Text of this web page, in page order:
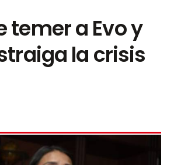
temer a Evo y
la crisis